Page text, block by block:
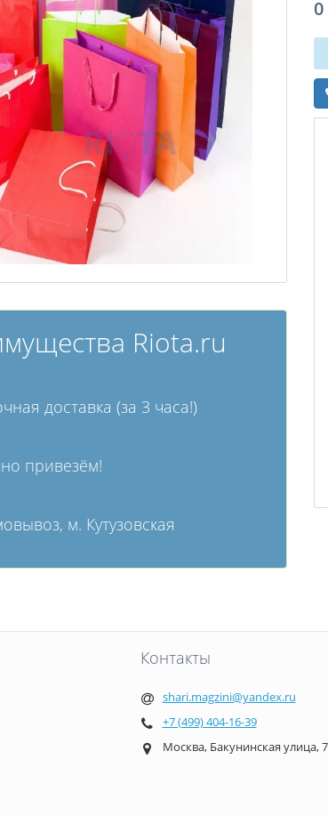
Riota.ru
доставка (за 3 часа!)
привезём!
м. Кутузовская
0
Контакты
shari.magzini@yandex.ru
+7 (499) 404-16-39
Москва, Бакунинская улица,